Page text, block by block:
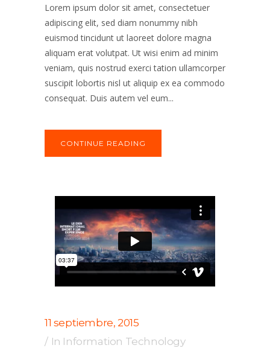
Lorem ipsum dolor sit amet, consectetuer
adipiscing elit, sed diam nonummy nibh
euismod tincidunt ut laoreet dolore magna
aliquam erat volutpat. Ut wisi enim ad minim
veniam, quis nostrud exerci tation ullamcorper
suscipit lobortis nisl ut aliquip ex ea commodo
consequat. Duis autem vel eum...
CONTINUE READING
11 septiembre, 2015
In Information Technology